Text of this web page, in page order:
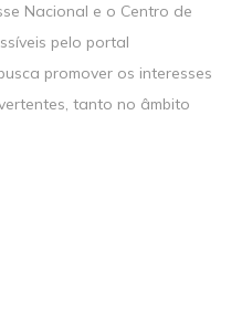
Nacional e o Centro de
pelo portal
promover os interesses
tanto no âmbito